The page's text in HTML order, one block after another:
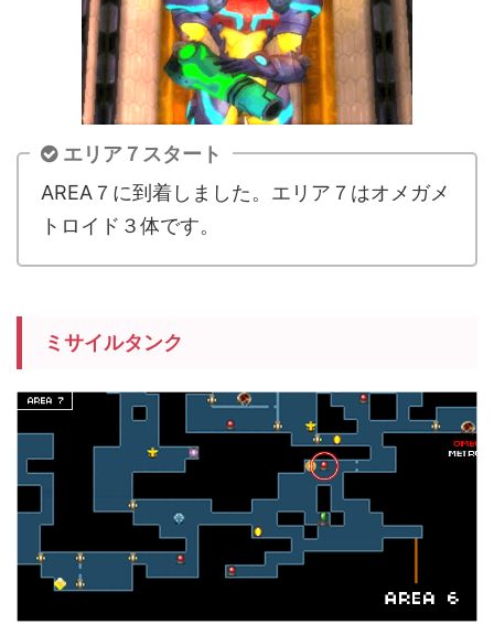
エリア７スタート
AREA７に到着しました。エリア７はオメガメ
トロイド３体です。
ミサイルタンク